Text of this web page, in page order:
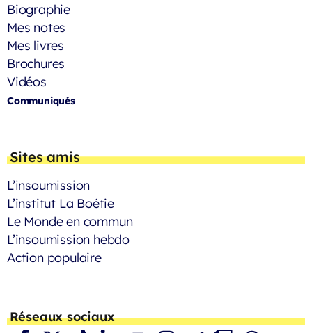
Biographie
Mes notes
Mes livres
Brochures
Vidéos
Communiqués
Sites amis
L’insoumission
L’institut La Boétie
Le Monde en commun
L’insoumission hebdo
Action populaire
Réseaux sociaux